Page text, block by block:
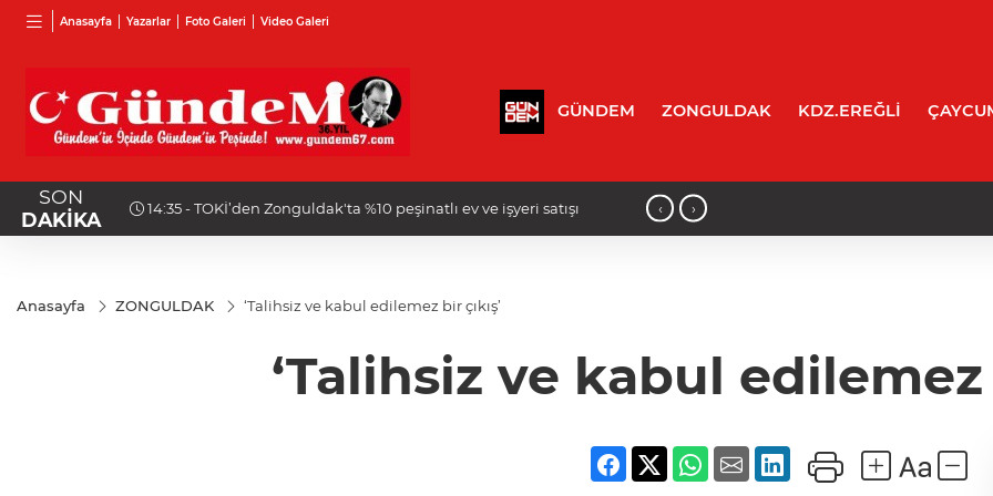
Anasayfa Yazarlar Foto Galeri Video Galeri
GÜNDEM ZONGULDAK KDZ.EREĞLİ
SON
DAKİKA
14:35 - TOKİ’den Zonguldak'ta %10 peşinatlı ev ve işyeri satışı ‹ ›
Anasayfa ZONGULDAK ‘Talihsiz ve kabul edilemez bir çıkış’
‘Talihsiz ve kabul edilemez